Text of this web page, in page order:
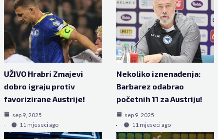
UŽIVO Hrabri Zmajevi
dobro igraju protiv
favorizirane Austrije!
sep 9, 2025
11 mjeseci ago
Nekoliko iznenađenja:
Barbarez odabrao
početnih 11 za Austriju!
sep 9, 2025
11 mjeseci ago